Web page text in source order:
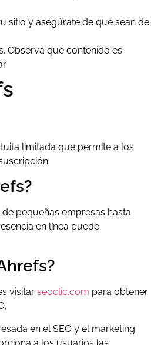
sitio y asegúrate de que sean de
Observa qué contenido es
limitada que permite a los
pequeñas empresas hasta
en línea puede
visitar seoclic.com para obtener
en el SEO y el marketing
a los usuarios las